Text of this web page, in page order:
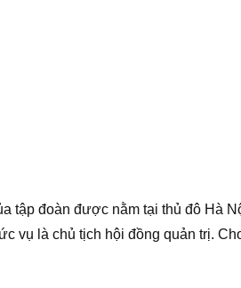
tập đoàn được nằm tại thủ đô Hà
vụ là chủ tịch hội đồng quản trị.